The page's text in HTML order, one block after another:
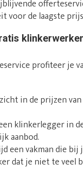
voor de laagste
profiteer je
in de prijzen
klinkerlegger in
aanbod.
een vakman die bij
dat je niet te veel